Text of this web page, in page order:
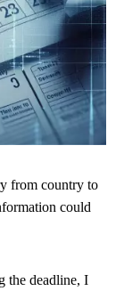
from country to
could
the deadline, I